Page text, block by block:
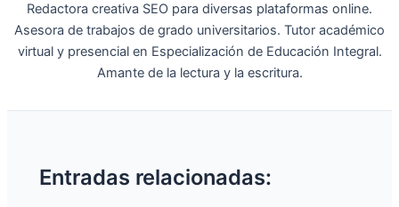
Redactora creativa SEO para diversas plataformas online.
Asesora de trabajos de grado universitarios. Tutor académico
virtual y presencial en Especialización de Educación Integral.
Amante de la lectura y la escritura.
Entradas relacionadas: